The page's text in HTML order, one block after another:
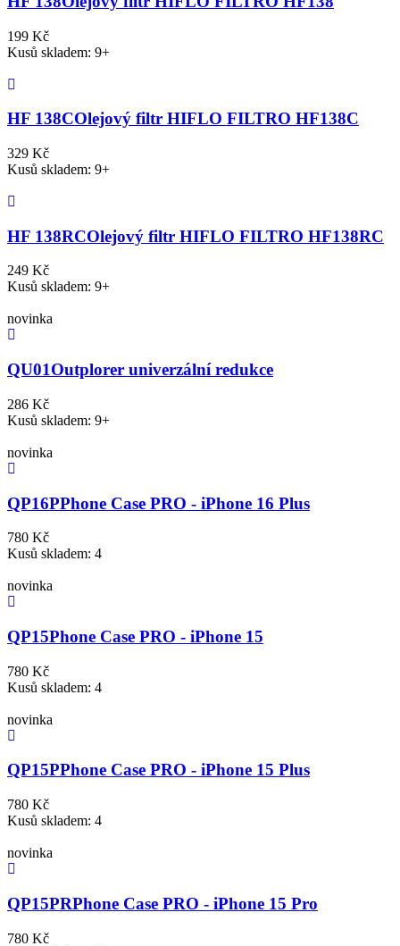
199 Kč
Kusů skladem: 9+
HF 138COlejový filtr HIFLO FILTRO HF138C
329 Kč
Kusů skladem: 9+
HF 138RCOlejový filtr HIFLO FILTRO HF138RC
249 Kč
Kusů skladem: 9+
novinka
QU01Outplorer univerzální redukce
286 Kč
Kusů skladem: 9+
novinka
QP16PPhone Case PRO - iPhone 16 Plus
780 Kč
Kusů skladem: 4
novinka
QP15Phone Case PRO - iPhone 15
780 Kč
Kusů skladem: 4
novinka
QP15PPhone Case PRO - iPhone 15 Plus
780 Kč
Kusů skladem: 4
novinka
QP15PRPhone Case PRO - iPhone 15 Pro
780 Kč